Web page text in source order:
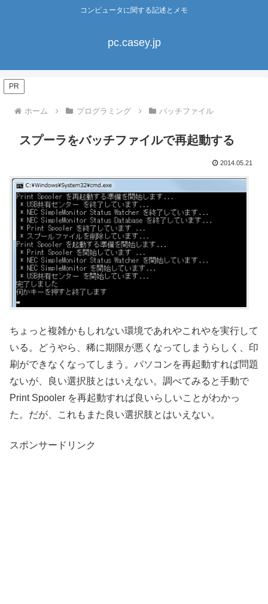
コンピュータに関する記述とメモ
pc.casey.jp
PR
ホーム プログラミング バッチファイル
スプーラをバッチファイルで再起動する
2014.05.21
ちょっと複雑かもしれない環境であれやこれやを実行して
いる。どうやら、稀に期限が悪くなってしまうらしく、印
刷ができなくなってしまう。パソコンを再起動すれば問題
ないが、良い選択肢とはいえない。調べてみると手動で
Print Spooler を再起動すれば良いらしいことがわかっ
た。だが、これもまた良い選択肢とはいえない。
スポンサードリンク